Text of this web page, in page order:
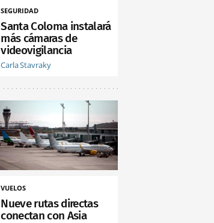
SEGURIDAD
Santa Coloma instalará
más cámaras de
videovigilancia
Carla Stavraky
VUELOS
Nueve rutas directas
conectan con Asia